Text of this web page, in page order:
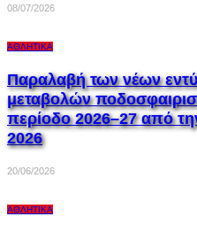
08/07/2026
ΑΘΛΗΤΙΚΆ
Παραλαβή των νέων
μεταβολών
περίοδο 2026–27 από
2026
20/06/2026
ΑΘΛΗΤΙΚΆ